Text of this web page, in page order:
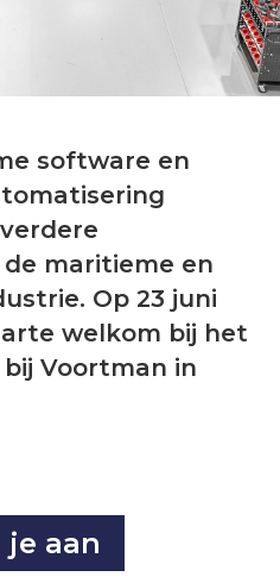
software en
maritieme en
Op 23 juni
welkom bij het
Voortman in
je aan